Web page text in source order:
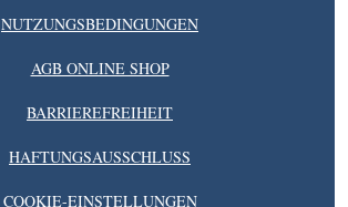
NUTZUNGSBEDINGUNGEN
AGB ONLINE SHOP
BARRIEREFREIHEIT
HAFTUNGSAUSSCHLUSS
COOKIE-EINSTELLUNGEN